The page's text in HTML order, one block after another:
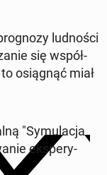
lud­no­ści
się współ­
osią­gnąć miał
"Sy­mu­la­cja
eks­pe­ry­